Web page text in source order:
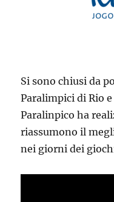
Si sono chiusi da
Paralimpici di Rio
Paralinpico ha
riassumono il
nei giorni dei